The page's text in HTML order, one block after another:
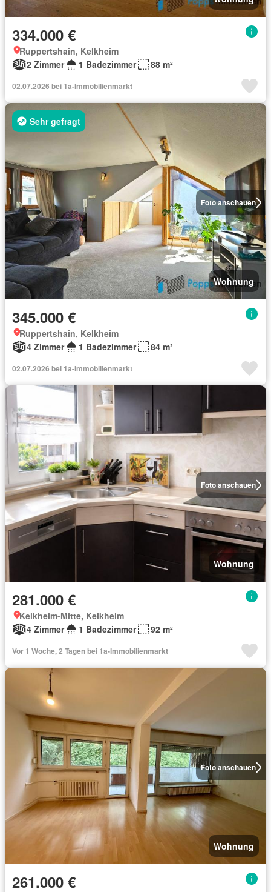
334.000 €
Ruppertshain, Kelkheim
2 Zimmer
1 Badezimmer 88 m²
02.07.2026 bei 1a-Immobilienmarkt
Foto anschauen
Sehr gefragt
Wohnung
345.000 €
Ruppertshain, Kelkheim
4 Zimmer
1 Badezimmer 84 m²
02.07.2026 bei 1a-Immobilienmarkt
Foto anschauen
Wohnung
281.000 €
Kelkheim-Mitte, Kelkheim
4 Zimmer
1 Badezimmer 92 m²
Vor 1 Woche, 2 Tagen bei 1a-Immobilienmarkt
Foto anschauen
Wohnung
261.000 €